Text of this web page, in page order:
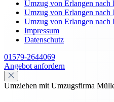
Umzug von Erlangen nach
Umzug von Erlangen nach
Umzug von Erlangen nach
Impressum
Datenschutz
01579-2644069
Angebot anfordern
Umziehen mit Umzugsfirma